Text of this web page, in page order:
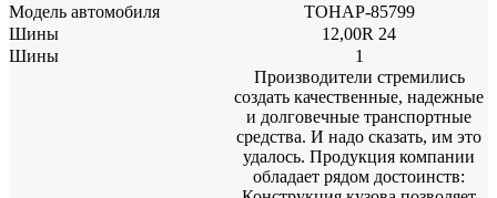
Модель автомобиля
ТОНАР-85799
Шины
12,00R 24
Шины
1
Производители стремились
создать качественные, надежные
и долговечные транспортные
средства. И надо сказать, им это
удалось. Продукция компании
обладает рядом достоинств: